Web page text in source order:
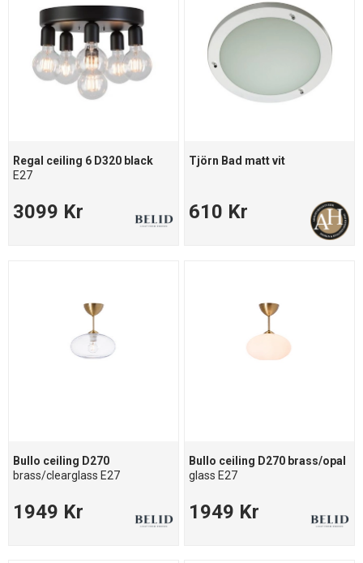
Regal ceiling 6 D320 black
E27
3099 Kr
Tjörn Bad matt vit
610 Kr
Bullo ceiling D270
brass/clearglass E27
1949 Kr
Bullo ceiling D270 brass/opal
glass E27
1949 Kr